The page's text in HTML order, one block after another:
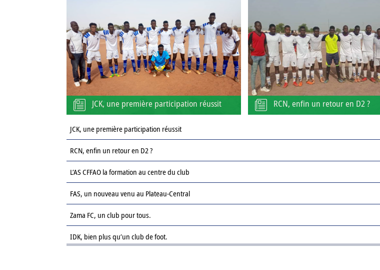
JCK, une première participation réussit RCN, enfin un retour en D2 ?
JCK, une première participation réussit
RCN, enfin un retour en D2 ?
L’AS CFFAO la formation au centre du club
FAS, un nouveau venu au Plateau-Central
Zama FC, un club pour tous.
IDK, bien plus qu’un club de foot.